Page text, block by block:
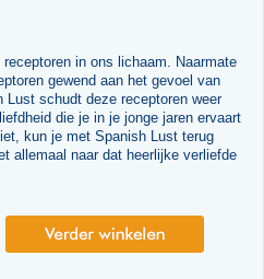
in ons lichaam. Naarmate
gewend aan het gevoel van
Lust schudt deze receptoren weer
die je in je jonge jaren ervaart
kun je met Spanish Lust terug
allemaal naar dat heerlijke verliefde